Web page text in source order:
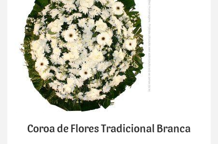
Coroa de Flores Tradicional Branca